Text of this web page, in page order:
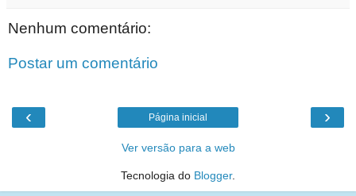
Nenhum comentário:
Postar um comentário
‹ ›
Página inicial
Ver versão para a web
Tecnologia do Blogger.